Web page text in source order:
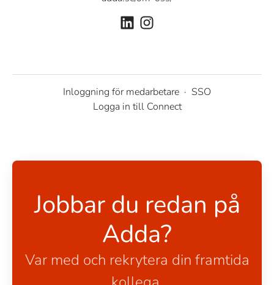
Inloggning för medarbetare · SSO
Logga in till Connect
Jobbar du redan på
Adda?
Var med och rekrytera din framtida